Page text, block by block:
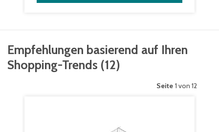
Empfehlungen basierend auf Ihren
Shopping-Trends (12)
Seite 1 von 12